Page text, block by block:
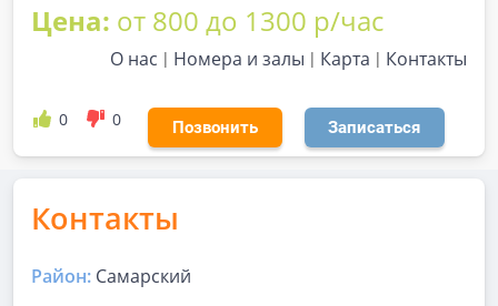
Цена: от 800 до 1300 р/час
О нас Номера и залы Карта Контакты
0 0 Позвонить Записаться
Контакты
Район: Самарский